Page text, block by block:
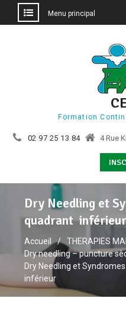
Menu principal
Formation
02 97 25 13 84 4 Rue
Dry Needling et
quadrant
Accueil
THERAPIES
Dry needling – puncture
Dry Needling et
inférieur